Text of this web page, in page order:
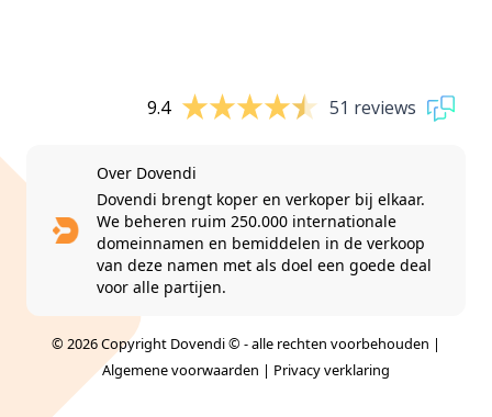
9.4 51 reviews
Over Dovendi
Dovendi brengt koper en verkoper bij elkaar.
We beheren ruim 250.000 internationale
domeinnamen en bemiddelen in de verkoop
van deze namen met als doel een goede deal
voor alle partijen.
© 2026 Copyright Dovendi © - alle rechten voorbehouden |
Algemene voorwaarden | Privacy verklaring